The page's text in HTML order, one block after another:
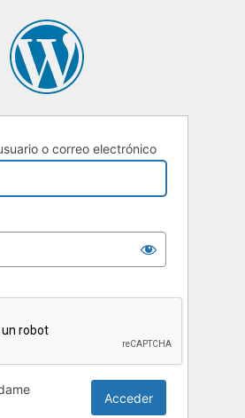
o correo electrónico